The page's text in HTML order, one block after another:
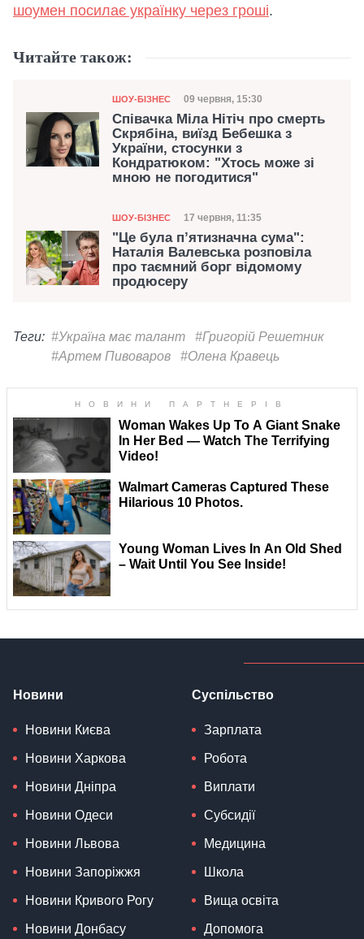
шоумен посилає українку через гроші.
Читайте також:
Категорія
ШОУ-БІЗНЕС Дата публікації
09 червня, 15:30
Співачка Міла Нітіч про смерть
Скрябіна, виїзд Бебешка з
України, стосунки з
Кондратюком: "Хтось може зі
мною не погодитися"
Категорія
ШОУ-БІЗНЕС Дата публікації
17 червня, 11:35
"Це була п’ятизначна сума":
Наталія Валевська розповіла
про таємний борг відомому
продюсеру
Теги: #Україна має талант
#Григорій Решетник
#Артем Пивоваров
#Олена Кравець
Новини
Новини Києва
Новини Харкова
Новини Дніпра
Новини Одеси
Новини Львова
Новини Запоріжжя
Новини Кривого Рогу
Новини Донбасу
Суспільство
Зарплата
Робота
Виплати
Субсидії
Медицина
Школа
Вища освіта
Допомога